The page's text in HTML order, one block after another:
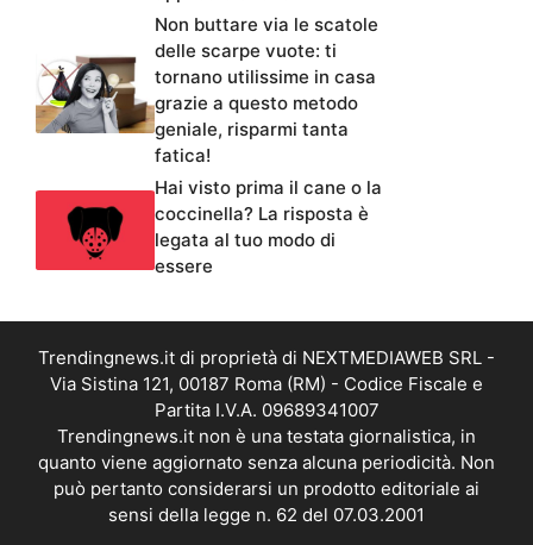
Non buttare via le scatole
delle scarpe vuote: ti
tornano utilissime in casa
grazie a questo metodo
geniale, risparmi tanta
fatica!
Hai visto prima il cane o la
coccinella? La risposta è
legata al tuo modo di
essere
Trendingnews.it di proprietà di NEXTMEDIAWEB SRL -
Via Sistina 121, 00187 Roma (RM) - Codice Fiscale e
Partita I.V.A. 09689341007
Trendingnews.it non è una testata giornalistica, in
quanto viene aggiornato senza alcuna periodicità. Non
può pertanto considerarsi un prodotto editoriale ai
sensi della legge n. 62 del 07.03.2001